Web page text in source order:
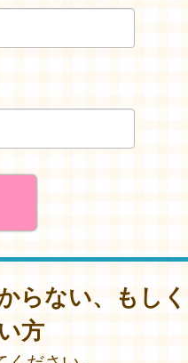
らない、もし
方